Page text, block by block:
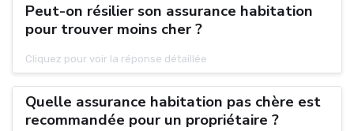
Peut-on résilier son assurance habitation
pour trouver moins cher ?
Cliquez pour voir la réponse détaillée
Quelle assurance habitation pas chère est
recommandée pour un propriétaire ?